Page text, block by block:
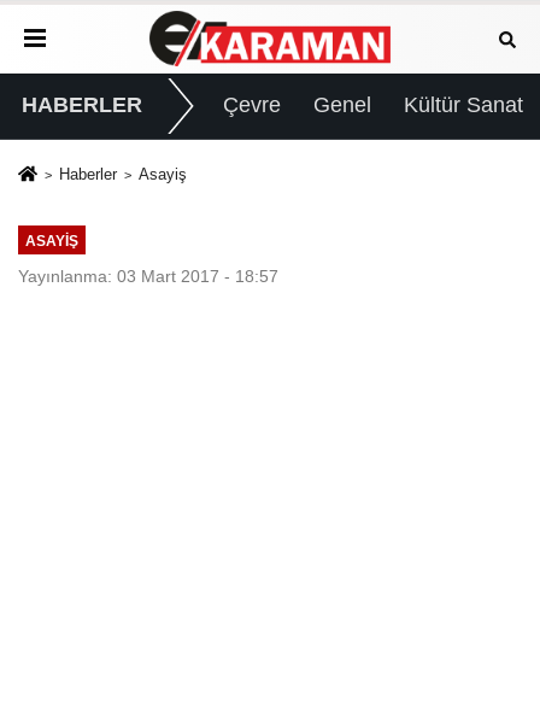
HABERLER Çevre Genel Kültür Sanat
Haberler Asayiş
ASAYIŞ
Yayınlanma: 03 Mart 2017 - 18:57